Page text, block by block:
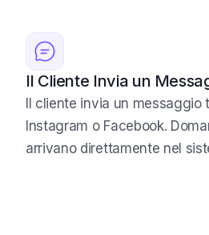
Il Cliente Invia un
Il cliente invia un
Instagram o Facebook.
arrivano direttamente nel